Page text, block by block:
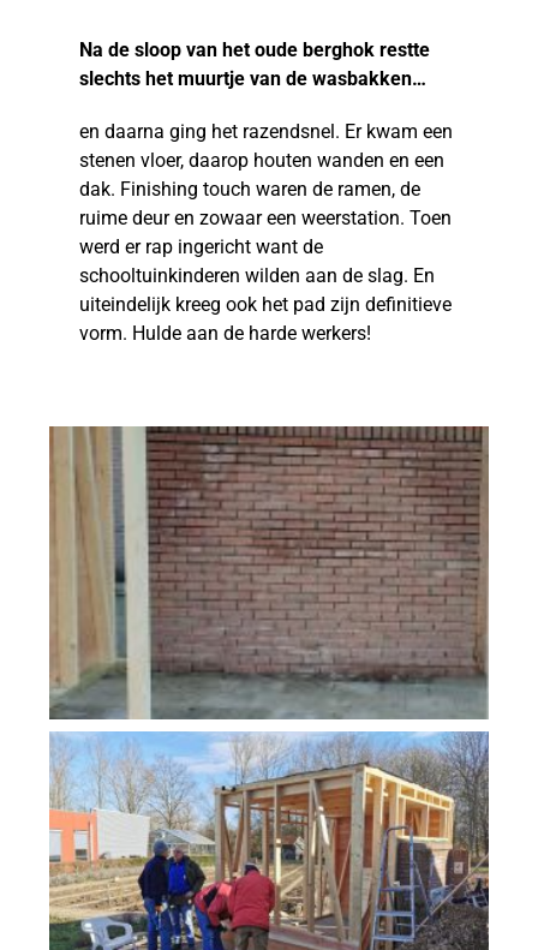
Na de sloop van het oude berghok restte
slechts het muurtje van de wasbakken…
en daarna ging het razendsnel. Er kwam een
stenen vloer, daarop houten wanden en een
dak. Finishing touch waren de ramen, de
ruime deur en zowaar een weerstation. Toen
werd er rap ingericht want de
schooltuinkinderen wilden aan de slag. En
uiteindelijk kreeg ook het pad zijn definitieve
vorm. Hulde aan de harde werkers!